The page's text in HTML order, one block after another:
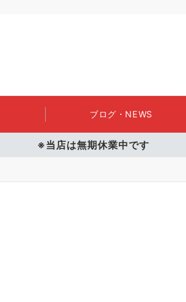
ブログ・NEWS
※当店は無期休業中です